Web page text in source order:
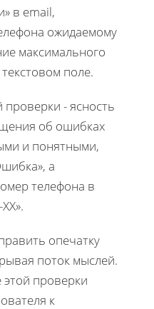
в email,
ожидаемому
максимального
поле.
- ясность
об ошибках
и понятными,
а
телефона в
опечатку
поток мыслей.
проверки
к